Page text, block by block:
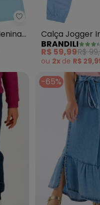
Outlet - Calça
Calça Jogger
Menina (Azul)
BRANDILI
R$ 59,99R$
ou 2x de R$
-65%